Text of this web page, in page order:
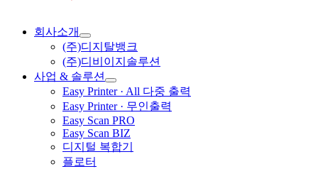
회사소개
(주)디지탈뱅크
(주)디비이지솔루션
사업 & 솔루션
Easy Printer · All 다중 출력
Easy Printer · 무인출력
Easy Scan PRO
Easy Scan BIZ
디지털 복합기
플로터